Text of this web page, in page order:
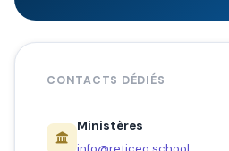
CONTACTS DÉDIÉS
Ministères